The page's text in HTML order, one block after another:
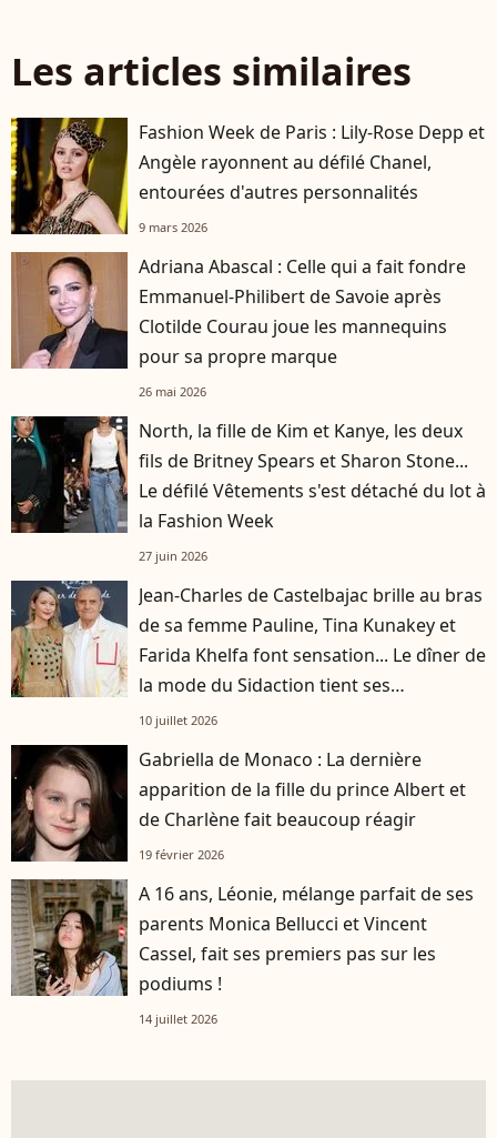
Les articles similaires
Fashion Week de Paris : Lily-Rose Depp et
Angèle rayonnent au défilé Chanel,
entourées d'autres personnalités
9 mars 2026
Adriana Abascal : Celle qui a fait fondre
Emmanuel-Philibert de Savoie après
Clotilde Courau joue les mannequins
pour sa propre marque
26 mai 2026
North, la fille de Kim et Kanye, les deux
fils de Britney Spears et Sharon Stone...
Le défilé Vêtements s'est détaché du lot à
la Fashion Week
27 juin 2026
Jean-Charles de Castelbajac brille au bras
de sa femme Pauline, Tina Kunakey et
Farida Khelfa font sensation... Le dîner de
la mode du Sidaction tient ses
promesses
10 juillet 2026
Gabriella de Monaco : La dernière
apparition de la fille du prince Albert et
de Charlène fait beaucoup réagir
19 février 2026
A 16 ans, Léonie, mélange parfait de ses
parents Monica Bellucci et Vincent
Cassel, fait ses premiers pas sur les
podiums !
14 juillet 2026